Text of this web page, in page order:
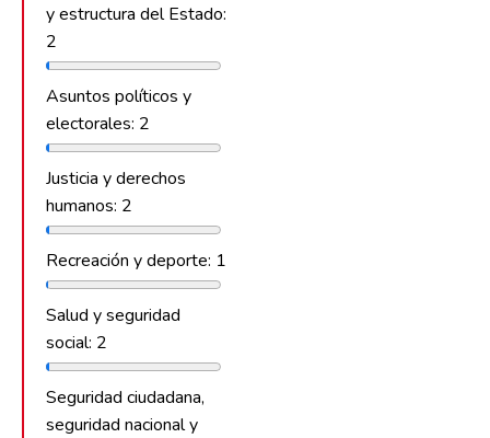
y estructura del Estado:
2
Asuntos políticos y
electorales: 2
Justicia y derechos
humanos: 2
Recreación y deporte: 1
Salud y seguridad
social: 2
Seguridad ciudadana,
seguridad nacional y